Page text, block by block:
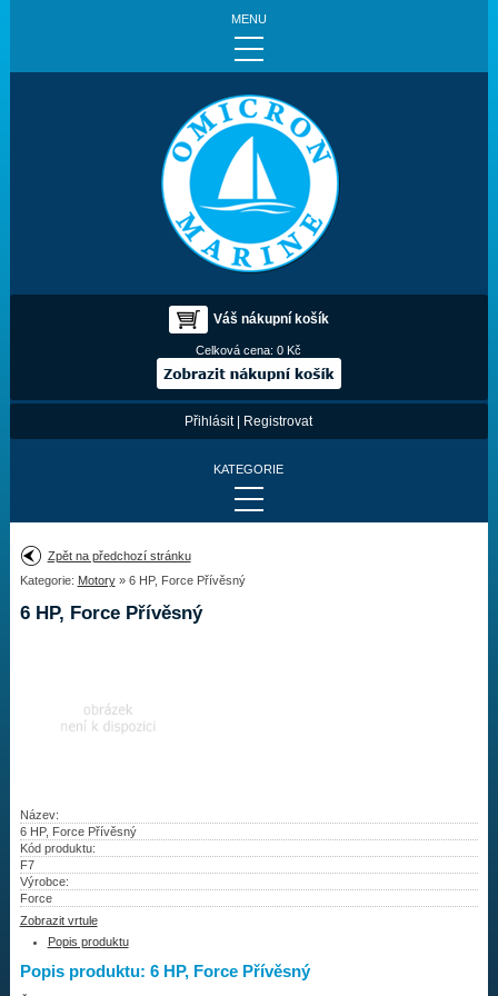
MENU
Váš nákupní košík
Celková cena:0 Kč
Přihlásit| Registrovat
KATEGORIE
Provedení:
Výrobce:
Najít vrtuli
Vrtule
Kontakty
Aktuality
Zpět na předchozí stránku
Kategorie: Motory» 6 HP, Force Přívěsný
6 HP, Force Přívěsný
Název:
6 HP, Force Přívěsný
Kód produktu:
F7
Výrobce:
Force
Zobrazit vrtule
Popis produktu
Popis produktu: 6 HP, Force Přívěsný